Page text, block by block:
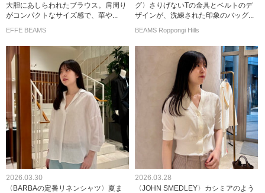
大胆にあしらわれたブラウス。肩周り
がコンパクトなサイズ感で、華や...
EFFE BEAMS
グ〉さりげないTの金具とベルトのデ
ザインが、洗練された印象のバッグ...
BEAMS Roppongi Hills
2026.03.30
〈BARBAの定番リネンシャツ〉夏ま
2026.03.28
〈JOHN SMEDLEY〉カシミアのよう